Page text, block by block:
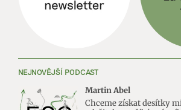
NEJNOVĚJŠÍ PODCAST
Martin Abel
Chceme získat desítky